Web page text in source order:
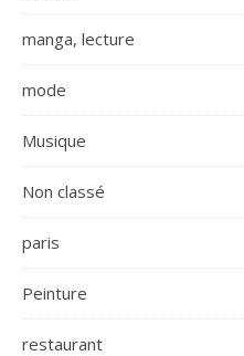
manga, lecture
mode
Musique
Non classé
paris
Peinture
restaurant